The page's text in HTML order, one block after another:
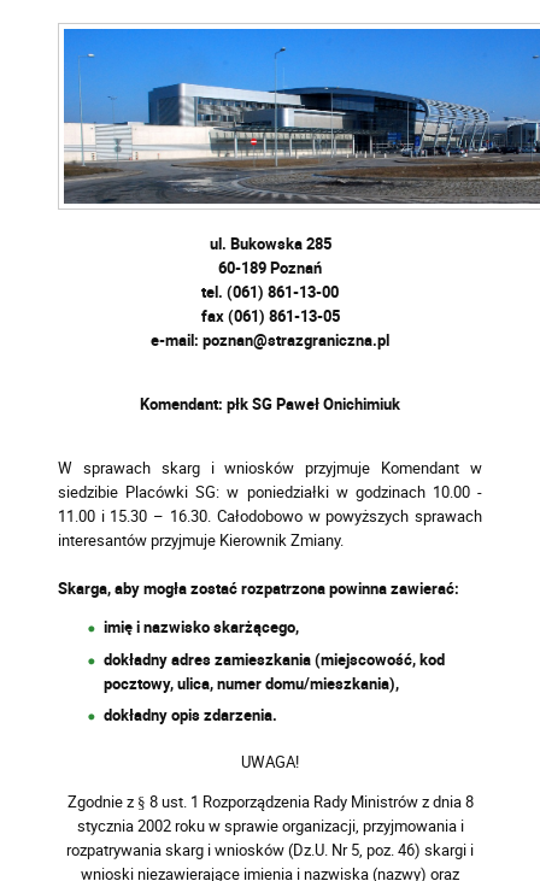
ul. Bukowska 285
60-189 Poznań
tel. (061) 861-13-00
fax (061) 861-13-05
e-mail: poznan@strazgraniczna.pl
Komendant: płk SG Paweł Onichimiuk
W sprawach skarg i wniosków przyjmuje Komendant w
siedzibie Placówki SG: w poniedziałki w godzinach 10.00 -
11.00 i 15.30 – 16.30 . Całodobowo w powyższych sprawach
interesantów przyjmuje Kierownik Zmiany.
Skarga, aby mogła zostać rozpatrzona powinna zawierać:
imię i nazwisko skarżącego,
dokładny adres zamieszkania (miejscowość, kod
pocztowy, ulica, numer domu/mieszkania),
dokładny opis zdarzenia.
UWAGA!
Zgodnie z § 8 ust. 1 Rozporządzenia Rady Ministrów z dnia 8
stycznia 2002 roku w sprawie organizacji, przyjmowania i
rozpatrywania skarg i wniosków (Dz.U. Nr 5, poz. 46) skargi i
wnioski niezawierające imienia i nazwiska (nazwy) oraz